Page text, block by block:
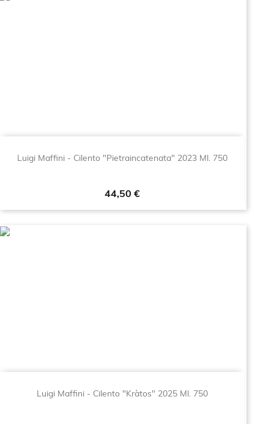
Luigi Maffini - Cilento "Pietraincatenata" 2023 Ml. 750
Prezzo
44,50 €
Luigi Maffini - Cilento "Kràtos" 2025 Ml. 750